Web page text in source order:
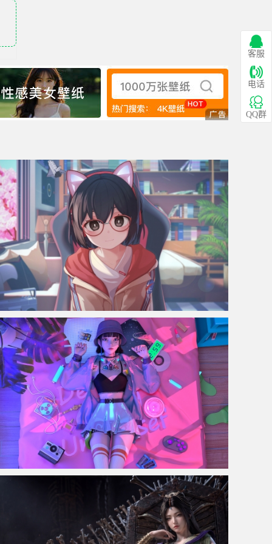
漫女孩 猫耳 黑短发 眼镜 书房 4k壁纸 3840x2160
博朋克风格奇幻少女 集原美电脑4k壁纸3840x2160
客服
电话
QQ群